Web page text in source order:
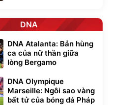
DNA
DNA Atalanta: Bản hùng
ca của nữ thần giữa
lòng Bergamo
DNA Olympique
Marseille: Ngôi sao vàng
bất tử của bóng đá Pháp